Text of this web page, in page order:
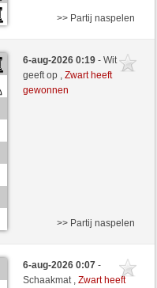
>> Partij naspelen
6-aug-2026 0:19- Wit
geeft op ,Zwart heeft
gewonnen
>> Partij naspelen
6-aug-2026 0:07-
Schaakmat ,Zwart heeft